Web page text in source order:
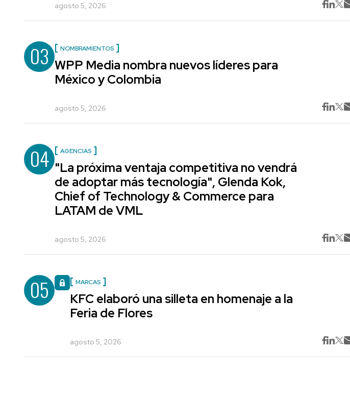
agosto 5, 2026
03 NOMBRAMIENTOS
WPP Media nombra nuevos líderes para
México y Colombia
agosto 5, 2026
04 AGENCIAS
"La próxima ventaja competitiva no vendrá
de adoptar más tecnología", Glenda Kok,
Chief of Technology & Commerce para
LATAM de VML
agosto 5, 2026
05 MARCAS
KFC elaboró una silleta en homenaje a la
Feria de Flores
agosto 5, 2026